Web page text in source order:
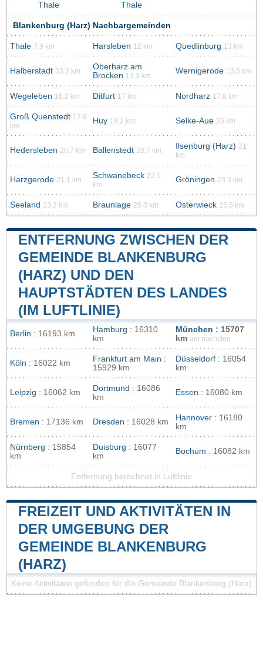
Thale Thale
Blankenburg (Harz) Nachbargemeinden
Thale 7.9 km Harsleben 12 km Quedlinburg 13 km
Halberstadt 13.2 km
Oberharz am
Brocken 13.3 km
Wernigerode 13.5 km
Wegeleben 16.2 km Ditfurt 17 km Nordharz 17.8 km
Groß Quenstedt 17.9
km
Huy 19.2 km Selke-Aue 20 km
Hedersleben 20.7 km Ballenstedt 20.7 km Ilsenburg (Harz) 21
km
Harzgerode 21.1 km Schwanebeck 22.1
km
Gröningen 23.3 km
Seeland 23.3 km Braunlage 25.3 km Osterwieck 25.5 km
ENTFERNUNG ZWISCHEN DER
GEMEINDE BLANKENBURG
(HARZ) UND DEN
HAUPTSTÄDTEN DES LANDES
(IM LUFTLINIE)
Berlin : 16193 km Hamburg : 16310
km
München : 15707
km am nächsten
Köln : 16022 km Frankfurt am Main :
15929 km
Düsseldorf : 16054
km
Leipzig : 16062 km Dortmund : 16086
km
Essen : 16080 km
Bremen : 17136 km Dresden : 16028 km Hannover : 16180
km
Nürnberg : 15854
km
Duisburg : 16077
km
Bochum : 16082 km
Entfernung berechnet in Luftlinie
FREIZEIT UND AKTIVITÄTEN IN
DER UMGEBUNG DER
GEMEINDE BLANKENBURG
(HARZ)
Keine Aktivitäten gefunden für die Gemeinde Blankenburg (Harz)